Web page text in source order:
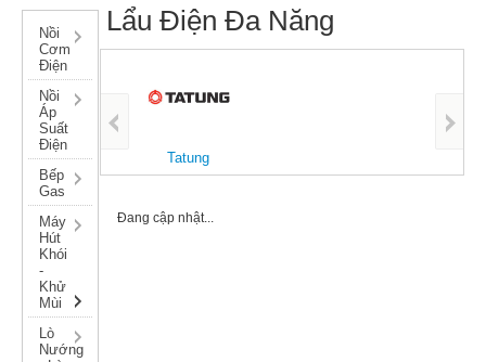
Nồi
Cơm
Điện
Nồi
Áp
Suất
Điện
Bếp
Gas
Máy
Hút
Khói
-
Khử
Mùi
Lò
Nướng
Lẩu Điện Đa Năng
Tatung
Đang cập nhật...